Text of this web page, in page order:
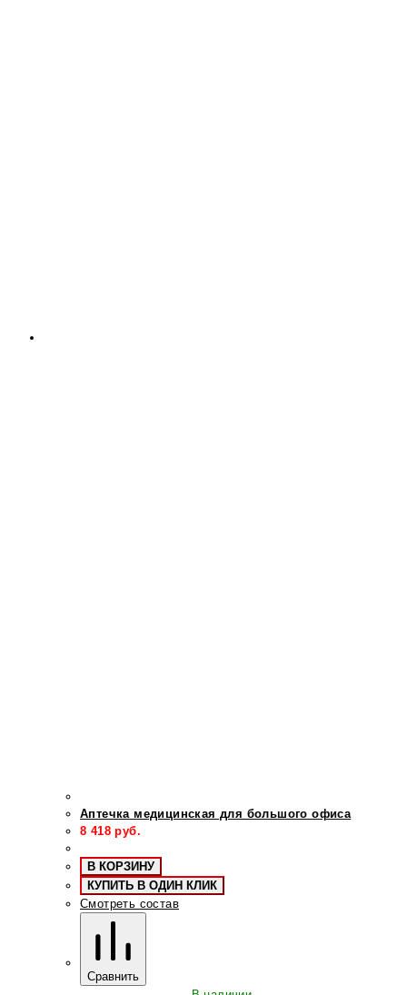
Аптечка медицинская для большого офиса
8 418 руб.
В КОРЗИНУ
КУПИТЬ В ОДИН КЛИК
Смотреть состав
Сравнить